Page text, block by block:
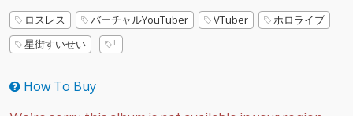
ロスレス
バーチャルYouTuber VTuber
ホロライブ
星街すいせい
How To Buy